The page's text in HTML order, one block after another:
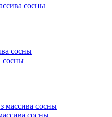
сосны
сосны
сосны